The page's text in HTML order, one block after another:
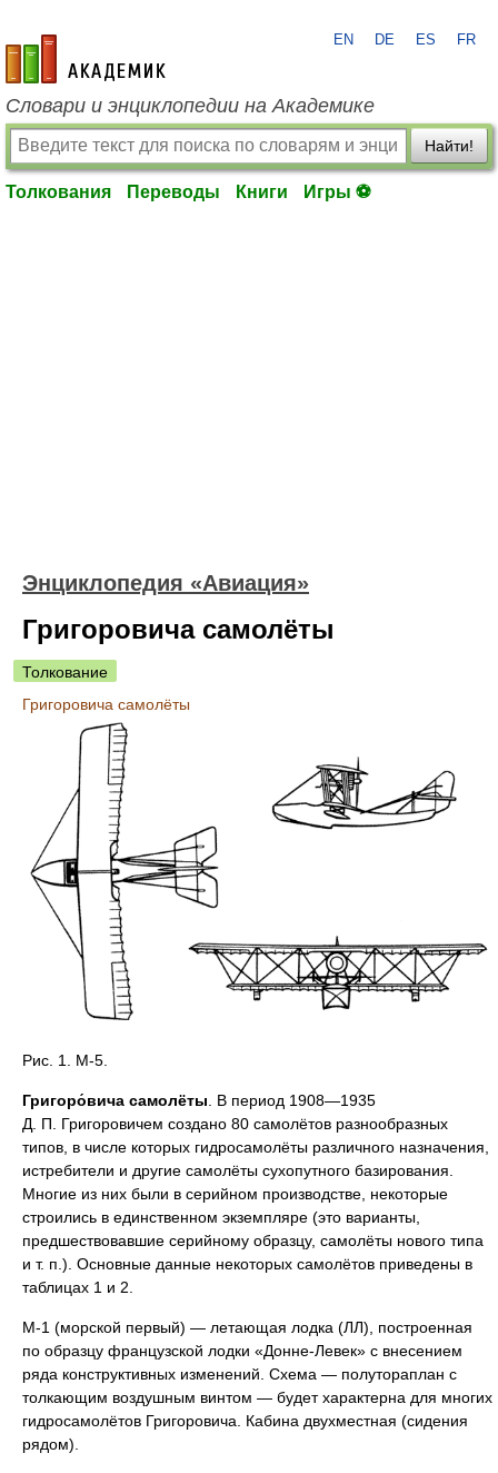
academic.ru
EN DE ES FR
Словари и энциклопедии на Академике
Найти!
Толкования Переводы Книги Игры ⚽
Энциклопедия «Авиация»
Григоровича самолёты
Толкование
Григоровича самолёты
Рис. 1. М-5.
Григоро́вича самолёты . В период 1908—1935
Д. П. Григоровичем создано 80 самолётов разнообразных
типов, в числе которых гидросамолёты различного назначения,
истребители и другие самолёты сухопутного базирования.
Многие из них были в серийном производстве, некоторые
строились в единственном экземпляре (это варианты,
предшествовавшие серийному образцу, самолёты нового типа
и т. п.). Основные данные некоторых самолётов приведены в
таблицах 1 и 2.
М-1 (морской первый) — летающая лодка (ЛЛ), построенная
по образцу французской лодки «Донне-Левек» с внесением
ряда конструктивных изменений. Схема — полутораплан с
толкающим воздушным винтом — будет характерна для многих
гидросамолётов Григоровича. Кабина двухместная (сидения
рядом).